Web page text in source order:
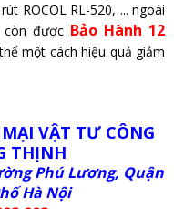
ROCOL RL-520, ... ngoài
còn được Bảo Hành 12
một cách hiệu quả giảm
VẬT TƯ CÔNG
THỊNH
Phú Lương, Quận
Hà Nội